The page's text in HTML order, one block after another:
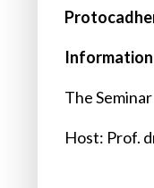
The
Host: Prof.